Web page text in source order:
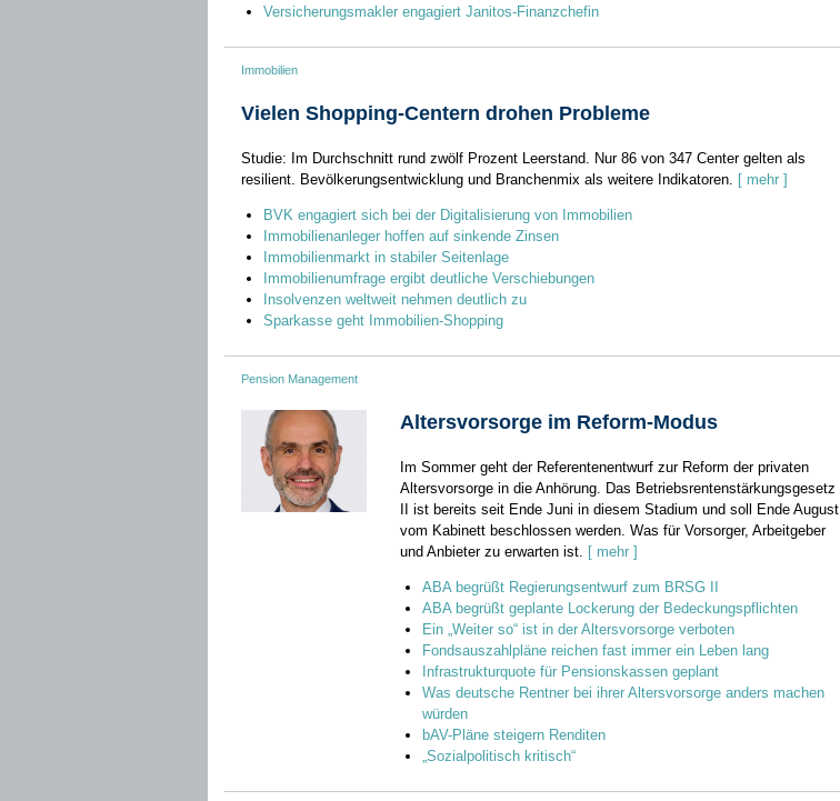
Versicherungsmakler engagiert Janitos-Finanzchefin
Immobilien
Vielen Shopping-Centern drohen Probleme
Studie: Im Durchschnitt rund zwölf Prozent Leerstand. Nur 86 von 347 Center gelten als
resilient. Bevölkerungsentwicklung und Branchenmix als weitere Indikatoren. [ mehr ]
BVK engagiert sich bei der Digitalisierung von Immobilien
Immobilienanleger hoffen auf sinkende Zinsen
Immobilienmarkt in stabiler Seitenlage
Immobilienumfrage ergibt deutliche Verschiebungen
Insolvenzen weltweit nehmen deutlich zu
Sparkasse geht Immobilien-Shopping
Pension Management
Altersvorsorge im Reform-Modus
Im Sommer geht der Referentenentwurf zur Reform der ­privaten
Altersvorsorge in die Anhörung. Das Betriebsrentenstärkungs­gesetz
II ist bereits seit Ende Juni in diesem Stadium und soll ­Ende August
vom Kabinett beschlossen werden. Was für Vorsorger, ­Arbeitgeber
und Anbieter zu erwarten ist. [ mehr ]
ABA begrüßt Regierungsentwurf zum BRSG II
ABA begrüßt geplante Lockerung der Bedeckungspflichten
Ein „Weiter so“ ist in der Altersvorsorge verboten
Fondsauszahlpläne reichen fast immer ein Leben lang
Infrastrukturquote für Pensionskassen geplant
Was deutsche Rentner bei ihrer Altersvorsorge anders machen
würden
bAV-Pläne steigern Renditen
„Sozialpolitisch kritisch“